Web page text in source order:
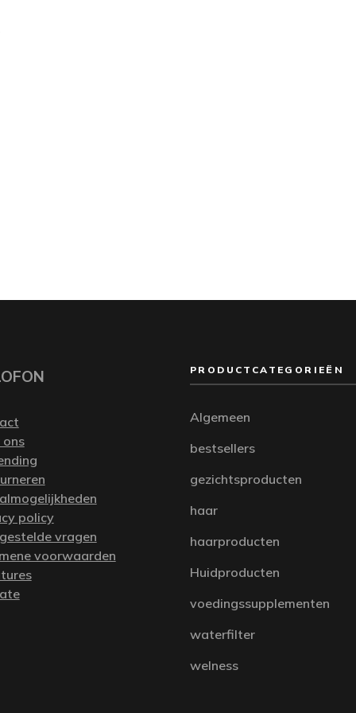
ons
policy
vragen
voorwaarden
PRODUCTCATEGORIEËN
Algemeen
bestsellers
gezichtsproducten
haar
haarproducten
Huidproducten
voedingssupplementen
waterfilter
welness